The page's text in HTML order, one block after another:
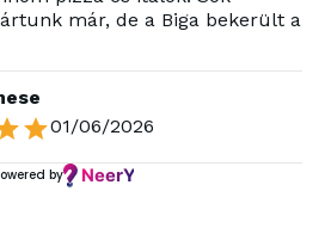
már, de a Biga bekerült a
01/06/2026
by